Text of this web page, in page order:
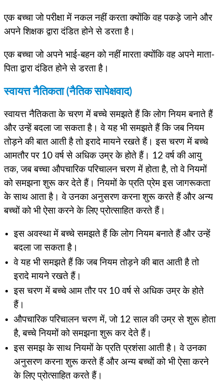
एक बच्चा जो परीक्षा में नकल नहीं करता क्योंकि वह पकड़े जाने और
अपने शिक्षक द्वारा दंडित होने से डरता है।
एक बच्चा जो अपने भाई-बहन को नहीं मारता क्योंकि वह अपने माता-
पिता द्वारा दंडित होने से डरता है।
स्वायत्त नैतिकता (नैतिक सापेक्षवाद)
स्वायत्त नैतिकता के चरण में बच्चे समझते हैं कि लोग नियम बनाते हैं
और उन्हें बदला जा सकता है। वे यह भी समझते हैं कि जब नियम
तोड़ने की बात आती है तो इरादे मायने रखते हैं। इस चरण में बच्चे
आमतौर पर 10 वर्ष से अधिक उम्र के होते हैं। 12 वर्ष की आयु
तक, जब बच्चा औपचारिक परिचालन चरण में होता है, तो वे नियमों
को समझना शुरू कर देते हैं। नियमों के प्रति प्रेम इस जागरूकता
के साथ आता है। वे उनका अनुसरण करना शुरू करते हैं और अन्य
बच्चों को भी ऐसा करने के लिए प्रोत्साहित करते हैं।
इस अवस्था में बच्चे समझते हैं कि लोग नियम बनाते हैं और उन्हें
बदला जा सकता है।
वे यह भी समझते हैं कि जब नियम तोड़ने की बात आती है तो
इरादे मायने रखते हैं।
इस चरण में बच्चे आम तौर पर 10 वर्ष से अधिक उम्र के होते
हैं।
औपचारिक परिचालन चरण में, जो 12 साल की उम्र से शुरू होता
है, बच्चे नियमों को समझना शुरू कर देते हैं।
इस समझ के साथ नियमों के प्रति प्रशंसा आती है। वे उनका
अनुसरण करना शुरू करते हैं और अन्य बच्चों को भी ऐसा करने
के लिए प्रोत्साहित करते हैं।